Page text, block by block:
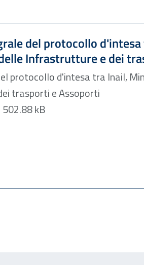
del protocollo
Infrastrutture e dei
Formato PDF — Dimensione 502.88 kB
protocollo d'intesa tra Inail,
trasporti e Assoporti
Formato PDF — 502.88 kB